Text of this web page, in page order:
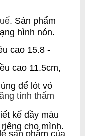
Sản phẩm
hình nón.
cao 15.8 -
cao 11.5cm,
để lót vỏ
tính thẩm
kế đầy màu
cho mình.